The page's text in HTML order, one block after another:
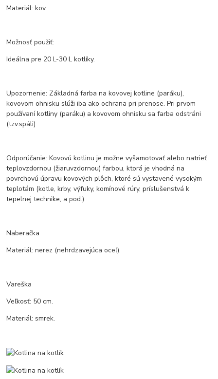
Materiál: kov.
Možnosť použiť:
Ideálna pre 20 L-30 L kotlíky.
Upozornenie: Základná farba na kovovej kotline (paráku),
kovovom ohnisku slúži iba ako ochrana pri prenose. Pri prvom
používaní kotliny (paráku) a kovovom ohnisku sa farba odstráni
(tzv.spáli)
Odporúčanie: Kovovú kotlinu je možne vyšamotovať alebo natrieť
teplovzdornou (žiaruvzdornou) farbou, ktorá je vhodná na
povrchovú úpravu kovových plôch, ktoré sú vystavené vysokým
teplotám (kotle, krby, výfuky, komínové rúry, príslušenstvá k
tepelnej technike, a pod.).
Naberačka
Materiál: nerez (nehrdzavejúca oceľ).
Vareška
Veľkosť: 50 cm.
Materiál: smrek.